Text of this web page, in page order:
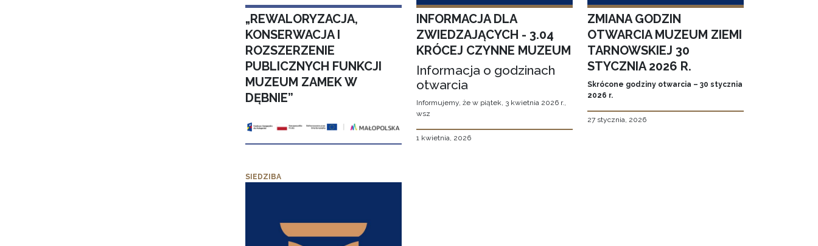
„REWALORYZACJA,
KONSERWACJA I
ROZSZERZENIE
PUBLICZNYCH FUNKCJI
MUZEUM ZAMEK W
DĘBNIE”
INFORMACJA DLA
ZWIEDZAJĄCYCH - 3.04
KRÓCEJ CZYNNE MUZEUM
Informacja o godzinach
otwarcia
Informujemy, że w piątek, 3 kwietnia 2026 r.,
wsz
1 kwietnia, 2026
ZMIANA GODZIN
OTWARCIA MUZEUM ZIEMI
TARNOWSKIEJ 30
STYCZNIA 2026 R.
Skrócone godziny otwarcia – 30 stycznia
2026 r.
27 stycznia, 2026
SIEDZIBA